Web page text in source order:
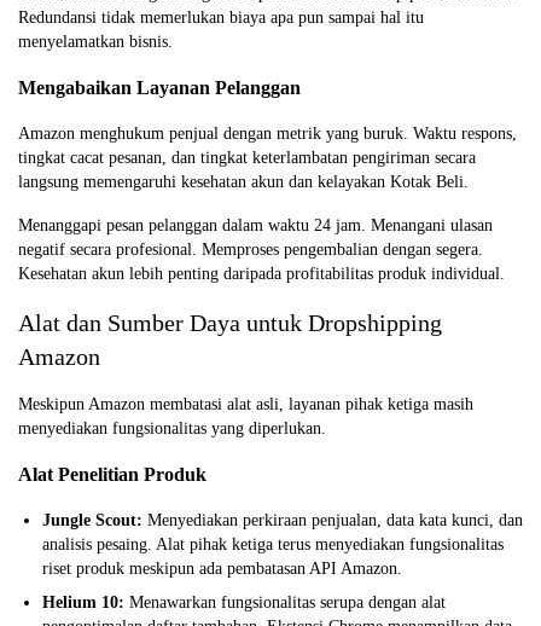
Redundansi tidak memerlukan biaya apa pun sampai hal itu
menyelamatkan bisnis.
Mengabaikan Layanan Pelanggan
Amazon menghukum penjual dengan metrik yang buruk. Waktu respons,
tingkat cacat pesanan, dan tingkat keterlambatan pengiriman secara
langsung memengaruhi kesehatan akun dan kelayakan Kotak Beli.
Menanggapi pesan pelanggan dalam waktu 24 jam. Menangani ulasan
negatif secara profesional. Memproses pengembalian dengan segera.
Kesehatan akun lebih penting daripada profitabilitas produk individual.
Alat dan Sumber Daya untuk Dropshipping
Amazon
Meskipun Amazon membatasi alat asli, layanan pihak ketiga masih
menyediakan fungsionalitas yang diperlukan.
Alat Penelitian Produk
Jungle Scout: Menyediakan perkiraan penjualan, data kata kunci, dan
analisis pesaing. Alat pihak ketiga terus menyediakan fungsionalitas
riset produk meskipun ada pembatasan API Amazon.
Helium 10: Menawarkan fungsionalitas serupa dengan alat